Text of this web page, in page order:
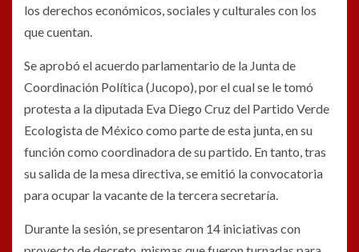
los derechos económicos, sociales y culturales con los
que cuentan.
Se aprobó el acuerdo parlamentario de la Junta de
Coordinación Política (Jucopo), por el cual se le tomó
protesta a la diputada Eva Diego Cruz del Partido Verde
Ecologista de México como parte de esta junta, en su
función como coordinadora de su partido. En tanto, tras
su salida de la mesa directiva, se emitió la convocatoria
para ocupar la vacante de la tercera secretaría.
Durante la sesión, se presentaron 14 iniciativas con